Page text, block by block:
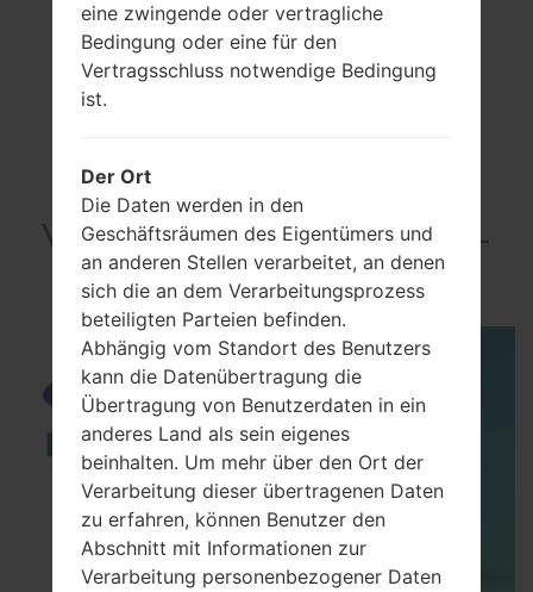
VideoSamsung SGH-
L750
eine zwingende oder vertragliche
Bedingung oder eine für den
Vertragsschluss notwendige Bedingung
ist.
Der Ort
Die Daten werden in den
Geschäftsräumen des Eigentümers und
an anderen Stellen verarbeitet, an denen
sich die an dem Verarbeitungsprozess
beteiligten Parteien befinden.
Abhängig vom Standort des Benutzers
kann die Datenübertragung die
Übertragung von Benutzerdaten in ein
anderes Land als sein eigenes
beinhalten. Um mehr über den Ort der
Verarbeitung dieser übertragenen Daten
zu erfahren, können Benutzer den
Abschnitt mit Informationen zur
Verarbeitung personenbezogener Daten